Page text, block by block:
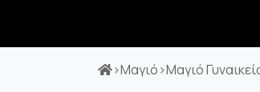
>Μαγιό>Μαγιό